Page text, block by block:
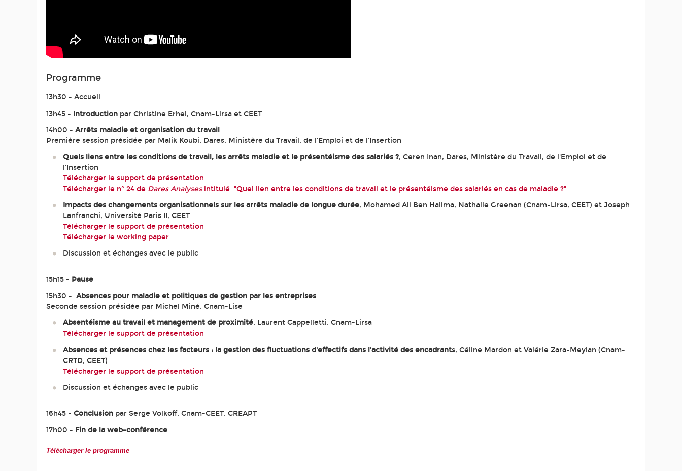
Programme
13h30 - Accueil
13h45 - Introduction par Christine Erhel, Cnam-Lirsa et CEET
14h00 -Arrêts maladie et organisation du travail
Première session présidée par Malik Koubi, Dares, Ministère du Travail, de l'Emploi et de l'Insertion
Quels liens entre les conditions de travail, les arrêts maladie et le présentéisme des salariés ?, Ceren Inan, Dares, Ministère du Travail, de l'Emploi et de
l'Insertion
Télécharger le support de présentation
Télécharger le n° 24 de Dares Analyses intitulé "Quel lien entre les conditions de travail et le présentéisme des salariés en cas de maladie ?"
Impacts des changements organisationnels sur les arrêts maladie de longue durée, Mohamed Ali Ben Halima, Nathalie Greenan (Cnam-Lirsa, CEET) et Joseph
Lanfranchi, Université Paris II, CEET
Télécharger le support de présentation
Télécharger le working paper
Discussion et échanges avec le public
15h15 - Pause
15h30 - Absences pour maladie et politiques de gestion par les entreprises
Seconde session présidée par Michel Miné, Cnam-Lise
Absentéisme au travail et management de proximité, Laurent Cappelletti, Cnam-Lirsa
Télécharger le support de présentation
Absences et présences chez les facteurs : la gestion des fluctuations d'effectifs dans l'activité des encadrants, Céline Mardon et Valérie Zara-Meylan (Cnam-
CRTD, CEET)
Télécharger le support de présentation
Discussion et échanges avec le public
16h45 -Conclusion par Serge Volkoff, Cnam-CEET, CREAPT
17h00 - Fin de la web-conférence
Télécharger le programme